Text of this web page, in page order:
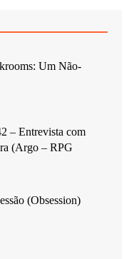
Um Não-
– Entrevista com
(Argo – RPG
(Obsession)